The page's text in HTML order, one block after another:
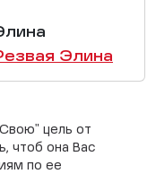
Элина
цель от
чтоб она Вас
по ее